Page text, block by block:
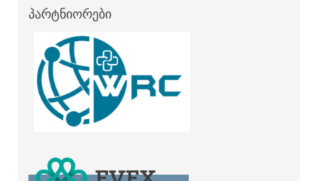
პარტნიორები